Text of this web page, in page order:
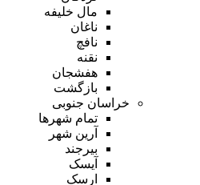
مال خلیفه
ناغان
نافچ
نقنه
هفشجان
بازگشت
خراسان جنوبی
تمام شهر‌ها
آرین شهر
بیرجند
آیسک
ارسک